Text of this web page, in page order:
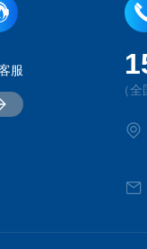
服
（